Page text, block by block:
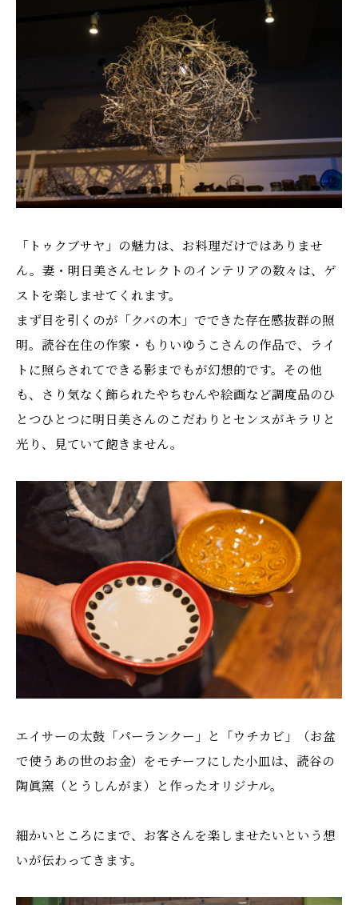
「トゥクブサヤ」の魅力は、お料理だけではありませ
ん。妻・明日美さんセレクトのインテリアの数々は、ゲ
ストを楽しませてくれます。
まず目を引くのが「クバの木」でできた存在感抜群の照
明。読谷在住の作家・もりいゆうこさんの作品で、ライ
トに照らされてできる影までもが幻想的です。その他
も、さり気なく飾られたやちむんや絵画など調度品のひ
とつひとつに明日美さんのこだわりとセンスがキラリと
光り、見ていて飽きません。
エイサーの太鼓「パーランクー」と「ウチカビ」（お盆
で使うあの世のお金）をモチーフにした小皿は、読谷の
陶眞窯（とうしんがま）と作ったオリジナル。
細かいところにまで、お客さんを楽しませたいという想
いが伝わってきます。